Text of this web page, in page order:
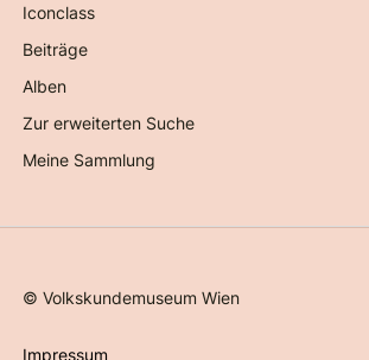
Iconclass
Beiträge
Alben
Zur erweiterten Suche
Meine Sammlung
©Volkskundemuseum Wien
Impressum